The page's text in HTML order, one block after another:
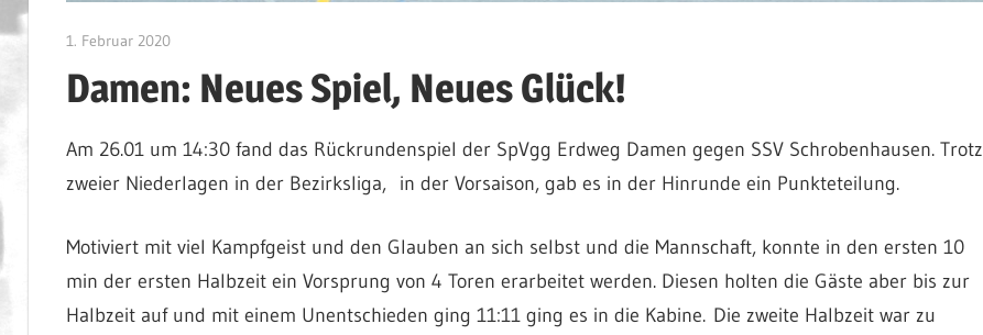
1. Februar 2020admin
Damen: Neues Spiel, Neues Glück!
Am 26.01 um 14:30 fand das Rückrundenspiel der SpVgg Erdweg Damen gegen SSV Schrobenhausen. Trotz
zweier Niederlagen in der Bezirksliga, in der Vorsaison, gab es in der Hinrunde ein Punkteteilung.
Motiviert mit viel Kampfgeist und den Glauben an sich selbst und die Mannschaft, konnte in den ersten 10
min der ersten Halbzeit ein Vorsprung von 4 Toren erarbeitet werden. Diesen holten die Gäste aber bis zur
Halbzeit auf und mit einem Unentschieden ging 11:11 ging es in die Kabine. Die zweite Halbzeit war zu